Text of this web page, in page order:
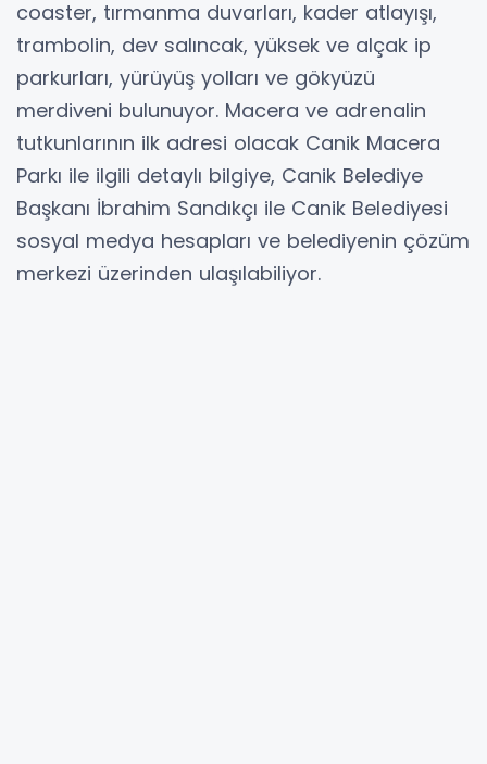
coaster, tırmanma duvarları, kader atlayışı,
trambolin, dev salıncak, yüksek ve alçak ip
parkurları, yürüyüş yolları ve gökyüzü
merdiveni bulunuyor. Macera ve adrenalin
tutkunlarının ilk adresi olacak Canik Macera
Parkı ile ilgili detaylı bilgiye, Canik Belediye
Başkanı İbrahim Sandıkçı ile Canik Belediyesi
sosyal medya hesapları ve belediyenin çözüm
merkezi üzerinden ulaşılabiliyor.